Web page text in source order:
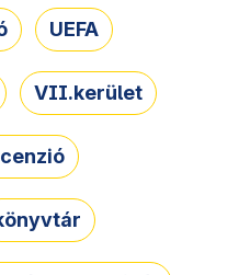
UEFA
VII.kerület